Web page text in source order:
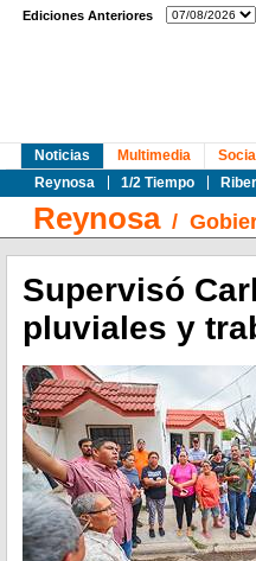
Ediciones Anteriores
Noticias
Reynosa
1/2 Tiempo
Multimedia
Reynosa/
Supervisó
pluviales y